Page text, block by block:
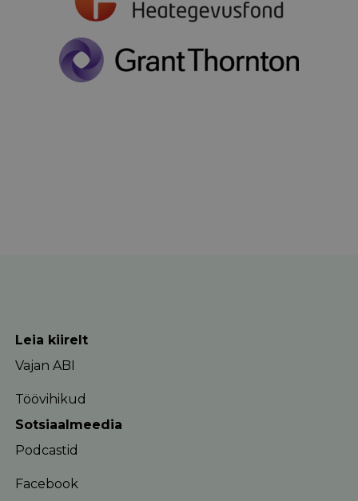
Leia kiirelt
Vajan ABI
Töövihikud
Sotsiaalmeedia
Podcastid
Facebook